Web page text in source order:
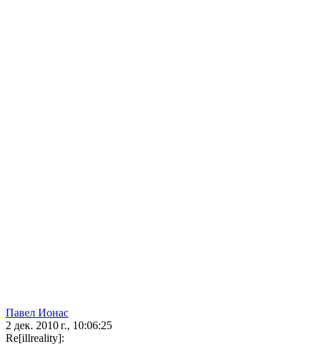
Павел Ионас
2 дек. 2010 г., 10:06:25
Re[illreality]: